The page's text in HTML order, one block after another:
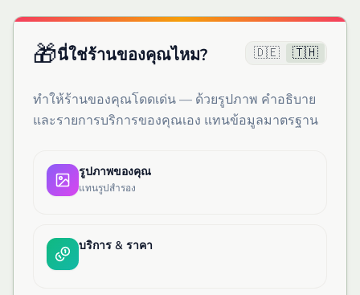
🎁นี่ใช่ร้านของคุณไหม? 🇩🇪 🇹🇭
ทำให้ร้านของคุณโดดเด่น — ด้วยรูปภาพ คำอธิบาย
และรายการบริการของคุณเอง แทนข้อมูลมาตรฐาน
รูปภาพของคุณ
แทนรูปสำรอง
บริการ & ราคา